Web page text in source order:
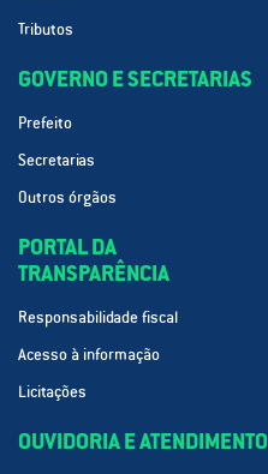
Tributos
GOVERNO E SECRETARIAS
Prefeito
Secretarias
Outros órgãos
PORTAL DA
TRANSPARÊNCIA
Responsabilidade fiscal
Acesso à informação
Licitações
OUVIDORIA E ATENDIMENTO